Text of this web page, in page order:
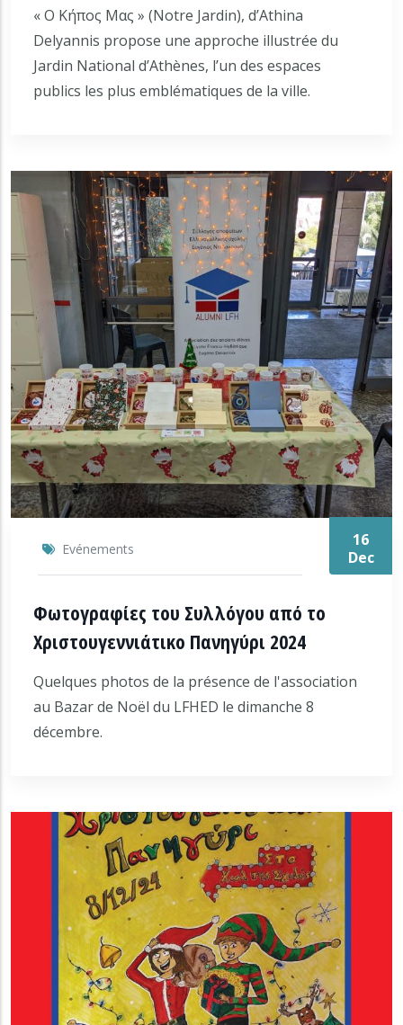
« Ο Κήπος Μας » (Notre Jardin), d’Athina
Delyannis propose une approche illustrée du
Jardin National d’Athènes, l’un des espaces
publics les plus emblématiques de la ville.
Evénements
16
Dec
Φωτογραφίες του Συλλόγου από το
Χριστουγεννιάτικο Πανηγύρι 2024
Quelques photos de la présence de l'association
au Bazar de Noël du LFHED le dimanche 8
décembre.